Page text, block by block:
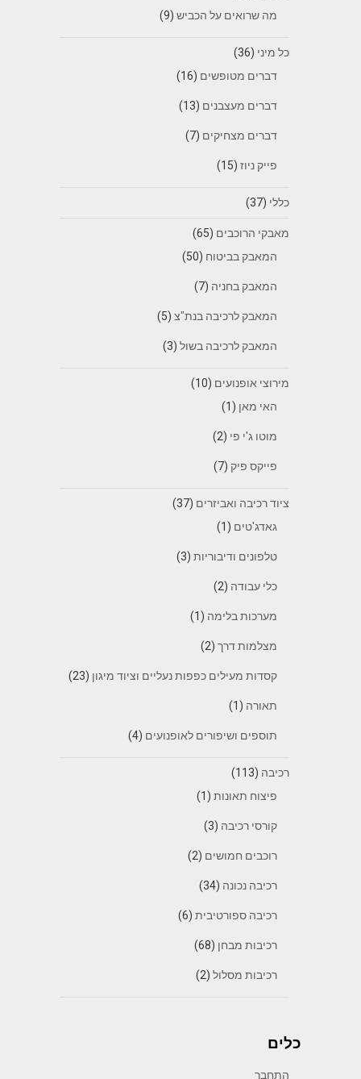
מה שרואים על הכביש(9)
כל מיני (36)
דברים מטופשים (16)
דברים מעצבנים (13)
דברים מצחיקים (7)
פייק ניוז(15)
כללי (37)
מאבקי הרוכבים (65)
המאבק בביטוח (50)
המאבק בחניה (7)
המאבק לרכיבה בנת"צ(5)
המאבק לרכיבה בשול(3)
מירוצי אופנועים (10)
האי מאן (1)
מוטו ג'י פי (2)
פייקס פיק (7)
ציוד רכיבה ואביזרים (37)
גאדג'טים (1)
טלפונים ודיבוריות(3)
כלי עבודה (2)
מערכות בלימה (1)
מצלמות דרך(2)
קסדות מעילים כפפות נעליים וציוד מיגון (23)
תאורה (1)
תוספים ושיפורים לאופנועים (4)
רכיבה (113)
פיצוח תאונות(1)
קורסי רכיבה (3)
רוכבים חמושים (2)
רכיבה נכונה (34)
רכיבה ספורטיבית(6)
רכיבות מבחן (68)
רכיבות מסלול(2)
כלים
התחבר